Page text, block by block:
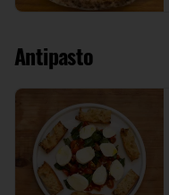
Antipasto